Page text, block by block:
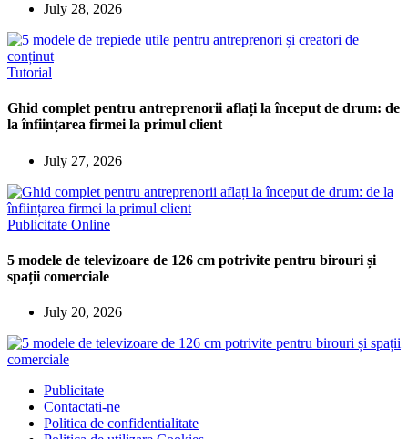
July 28, 2026
Tutorial
Ghid complet pentru antreprenorii aflați la început de drum: de
la înființarea firmei la primul client
July 27, 2026
Publicitate Online
5 modele de televizoare de 126 cm potrivite pentru birouri și
spații comerciale
July 20, 2026
Publicitate
Contactati-ne
Politica de confidentialitate